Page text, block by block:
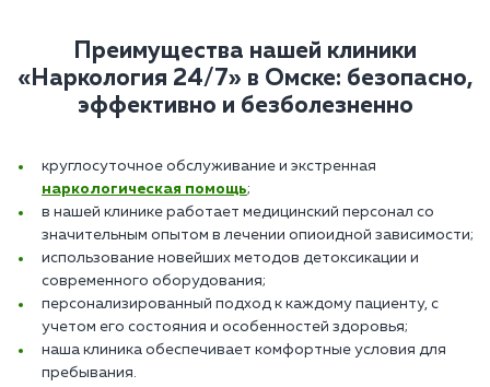
Преимущества нашей клиники
«Наркология 24/7» в Омске: безопасно,
эффективно и безболезненно
круглосуточное обслуживание и экстренная
наркологическая помощь;
в нашей клинике работает медицинский персонал со
значительным опытом в лечении опиоидной зависимости;
использование новейших методов детоксикации и
современного оборудования;
персонализированный подход к каждому пациенту, с
учетом его состояния и особенностей здоровья;
наша клиника обеспечивает комфортные условия для
пребывания.